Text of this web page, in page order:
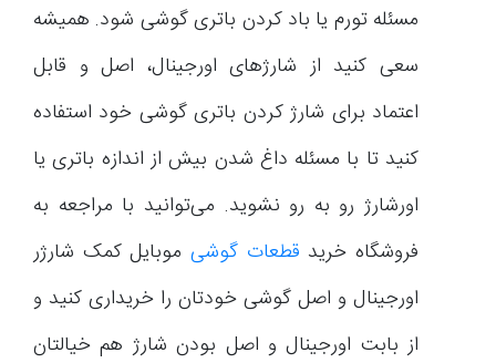
مسئله تورم یا باد کردن باتری گوشی شود. همیشه
سعی کنید از شارژهای اورجینال، اصل و قابل
اعتماد برای شارژ کردن باتری گوشی خود استفاده
کنید تا با مسئله داغ شدن بیش از اندازه باتری یا
اورشارژ رو به رو نشوید. می‌توانید با مراجعه به
فروشگاه خرید قطعات گوشی موبایل کمک شارژر
اورجینال و اصل گوشی خودتان را خریداری کنید و
از بابت اورجینال و اصل بودن شارژ هم خیالتان